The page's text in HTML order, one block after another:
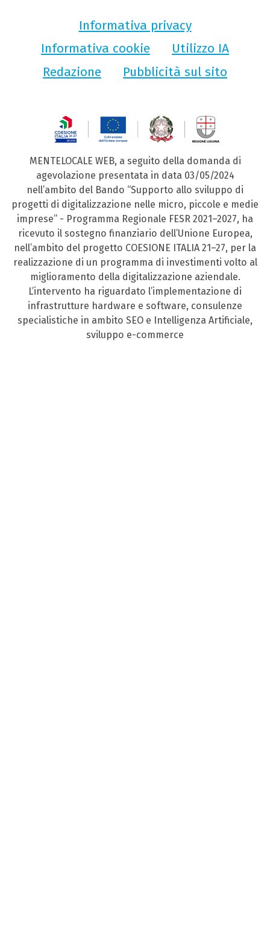
Informativa privacy
Informativa cookie
Utilizzo IA
Redazione
Pubblicità sul sito
MENTELOCALE WEB, a seguito della domanda di
agevolazione presentata in data 03/05/2024
nell’ambito del Bando “Supporto allo sviluppo di
progetti di digitalizzazione nelle micro, piccole e medie
imprese” - Programma Regionale FESR 2021–2027, ha
ricevuto il sostegno finanziario dell’Unione Europea,
nell’ambito del progetto COESIONE ITALIA 21–27, per la
realizzazione di un programma di investimenti volto al
miglioramento della digitalizzazione aziendale.
L’intervento ha riguardato l’implementazione di
infrastrutture hardware e software, consulenze
specialistiche in ambito SEO e Intelligenza Artificiale,
sviluppo e-commerce